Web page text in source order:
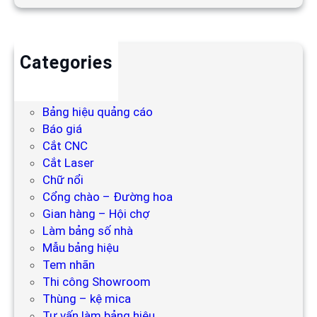
Categories
Bảng hiệu quảng cáo
Báo giá
Cắt CNC
Cắt Laser
Chữ nổi
Cổng chào – Đường hoa
Gian hàng – Hội chợ
Làm bảng số nhà
Mẫu bảng hiệu
Tem nhãn
Thi công Showroom
Thùng – kệ mica